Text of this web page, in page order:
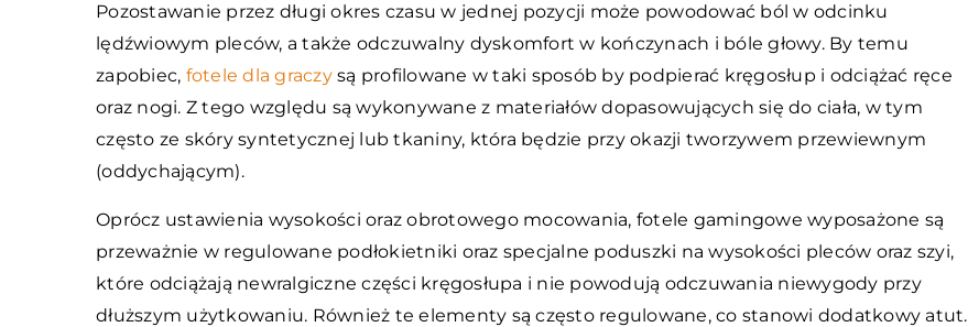
Pozostawanie przez długi okres czasu w jednej pozycji może powodować ból w odcinku
lędźwiowym pleców, a także odczuwalny dyskomfort w kończynach i bóle głowy. By temu
zapobiec, fotele dla graczysą profilowane w taki sposób by podpierać kręgosłup i odciążać ręce
oraz nogi. Z tego względu są wykonywane z materiałów dopasowujących się do ciała, w tym
często ze skóry syntetycznej lub tkaniny, która będzie przy okazji tworzywem przewiewnym
(oddychającym).
Oprócz ustawienia wysokości oraz obrotowego mocowania, fotele gamingowe wyposażone są
przeważnie w regulowane podłokietniki oraz specjalne poduszki na wysokości pleców oraz szyi,
które odciążają newralgiczne części kręgosłupa i nie powodują odczuwania niewygody przy
dłuższym użytkowaniu. Również te elementy są często regulowane, co stanowi dodatkowy atut.